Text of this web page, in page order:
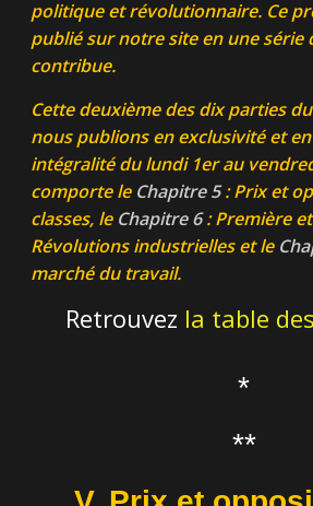
politique et révolutionnaire. Ce
publié sur notre site en une série
contribue.
Cette deuxième des dix parties
nous publions en exclusivité et
intégralité du lundi 1er au
comporte le Chapitre 5:Prix et
classes, le Chapitre 6:Première
Révolutions industrielleset le
marché du travail.
Retrouvez la table
*
**